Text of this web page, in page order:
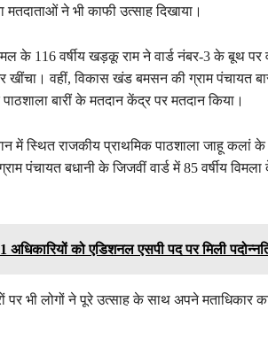
मतदाताओं ने भी काफी उत्साह दिखाया।
के 116 वर्षीय खड़कू राम ने वार्ड नंबर-3 के बूथ पर
खींचा। वहीं, विकास खंड बमसन की ग्राम पंचायत
पाठशाला बारीं के मतदान केंद्र पर मतदान किया।
में स्थित राजकीय प्राथमिक पाठशाला जाहू कलां
पंचायत बधानी के जिजवीं वार्ड में 85 वर्षीय
को एडिशनल एसपी पद पर मिली
भी लोगों ने पूरे उत्साह के साथ अपने मताधिकार